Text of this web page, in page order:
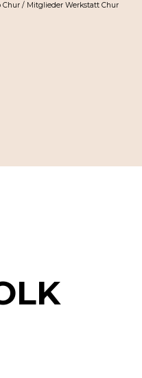
/ Mitglieder Werkstatt Chur